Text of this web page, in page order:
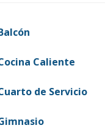
Caliente
de Servicio